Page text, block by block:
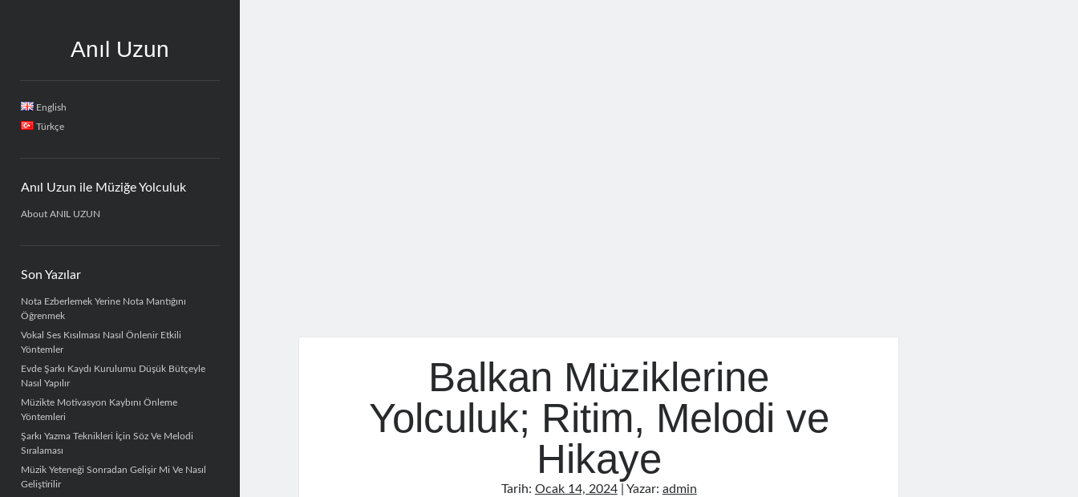
Anıl Uzun
Yan
Menü
English
Türkçe
Anıl Uzun ile Müziğe Yolculuk
About ANIL UZUN
Son Yazılar
Nota Ezberlemek Yerine Nota Mantığını
Öğrenmek
Vokal Ses Kısılması Nasıl Önlenir Etkili
Yöntemler
Evde Şarkı Kaydı Kurulumu Düşük Bütçeyle
Nasıl Yapılır
Müzikte Motivasyon Kaybını Önleme
Yöntemleri
Şarkı Yazma Teknikleri İçin Söz Ve Melodi
Sıralaması
Müzik Yeteneği Sonradan Gelişir Mi Ve Nasıl
Geliştirilir
Balkan Müziklerine
Yolculuk; Ritim, Melodi ve
Hikaye
Tarih: Ocak 14, 2024| Yazar: admin